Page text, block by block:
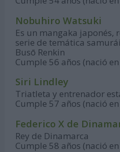
Nobuhiro Watsuki
Es un mangaka japonés,
serie de temática
Busō Renkin
Cumple 56 años (nació
Siri Lindley
Triatleta y entrenador
Cumple 57 años (nació
Federico X de
Rey de Dinamarca
Cumple 58 años (nació